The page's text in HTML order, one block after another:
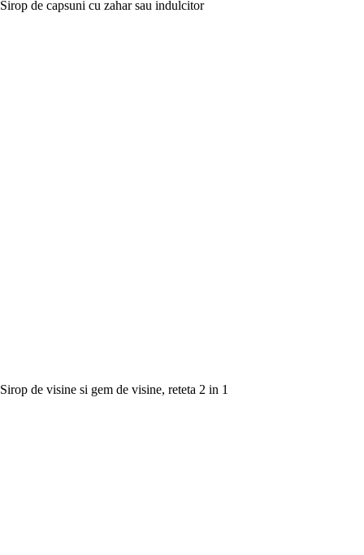
Sirop de capsuni cu zahar sau indulcitor
Sirop de visine si gem de visine, reteta 2 in 1